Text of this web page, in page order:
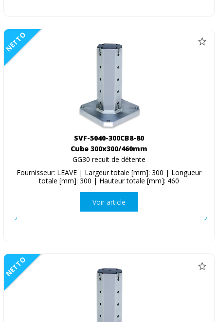
NETTO
SVF-5040-300CB8-80
Cube 300x300/460mm
GG30 recuit de détente
Fournisseur: LEAVE | Largeur totale [mm]: 300 | Longueur
totale [mm]: 300 | Hauteur totale [mm]: 460
Voir article
NETTO